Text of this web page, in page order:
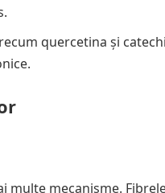
quercetina și
mecanisme.